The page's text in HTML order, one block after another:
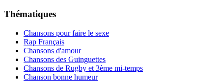
Thématiques
Chansons pour faire le sexe
Rap Français
Chansons d'amour
Chansons des Guinguettes
Chansons de Rugby et 3ème mi-temps
Chanson bonne humeur